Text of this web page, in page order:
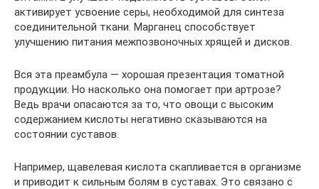
активирует усвоение серы, необходимой для синтеза
соединительной ткани. Марганец способствует
улучшению питания межпозвоночных хрящей и дисков.
Вся эта преамбула — хорошая презентация томатной
продукции. Но насколько она помогает при артрозе?
Ведь врачи опасаются за то, что овощи с высоким
содержанием кислоты негативно сказываются на
состоянии суставов.
Например, щавелевая кислота скапливается в организме
и приводит к сильным болям в суставах. Это связано с